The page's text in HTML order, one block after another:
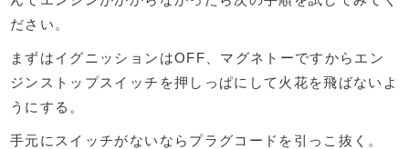
ださい。
まずはイグニッションはOFF、マグネトーですからエン
ジンストップスイッチを押しっぱにして火花を飛ばないよ
うにする。
手元にスイッチがないならプラグコードを引っこ抜く。